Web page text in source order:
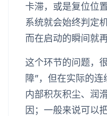
卡滞，或是复位位
系统就会始终判定
而在启动的瞬间就
这个环节的问题，
障”，但在实际的
内部积灰积尘、润
因；一般来说可以